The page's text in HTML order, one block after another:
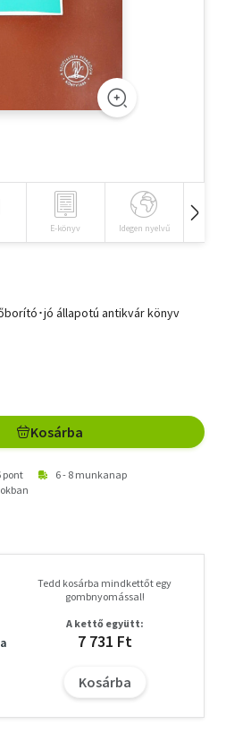
E-könyv Idegen nyelvű
･jó állapotú antikvár könyv
Kosárba
pont
6 - 8 munkanap
Tedd kosárba mindkettőt egy
gombnyomással!
A kettő együtt:
7 731 Ft
Kosárba